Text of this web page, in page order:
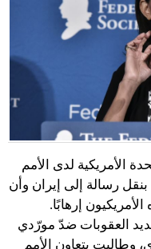
الأمريكية لدى الأمم
بنقل رسالة إلى إيران وأن
إرهابًا.
العقوبات ضدّ مورّدي
وطالبت بتعاون الأمم